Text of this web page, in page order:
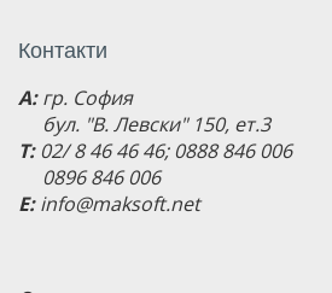
Контакти
A:гр. София
бул. "В. Левски" 150, ет.3
T:02/ 8 46 46 46; 0888 846 006
0896 846 006
E:info@maksoft.net